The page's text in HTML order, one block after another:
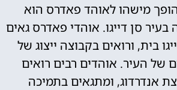
מישהו לאוהד פאדרס הוא
סן דייגו. אוהדי פאדרס גאים
בית, ורואים בקבוצה ייצוג של
של העיר. אוהדים רבים רואים
אנדרדוג, ומתגאים בתמיכה